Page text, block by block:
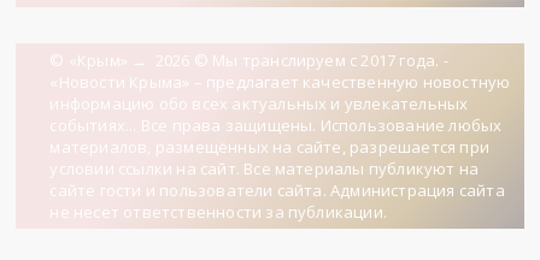
© «Крым» → 2026 © Мы транслируем с 2017 года. -
«Новости Крыма» – предлагает качественную новостную
информацию обо всех актуальных и увлекательных
событиях... Все права защищены. Использование любых
материалов, размещённых на сайте, разрешается при
условии ссылки на сайт. Все материалы публикуют на
сайте гости и пользователи сайта. Администрация сайта
не несет ответственности за публикации.